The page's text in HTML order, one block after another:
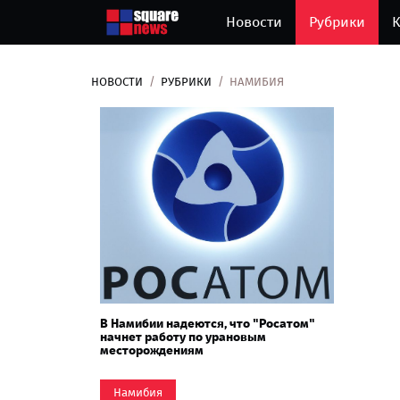
Новости Рубрики
НОВОСТИ РУБРИКИ НАМИБИЯ
В Намибии надеются, что "Росатом"
начнет работу по урановым
месторождениям
Намибия